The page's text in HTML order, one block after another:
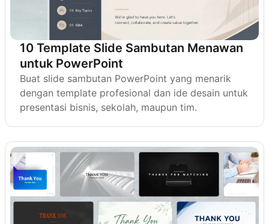
10 Template Slide Sambutan Menawan
untuk PowerPoint
Buat slide sambutan PowerPoint yang menarik
dengan template profesional dan ide desain untuk
presentasi bisnis, sekolah, maupun tim.